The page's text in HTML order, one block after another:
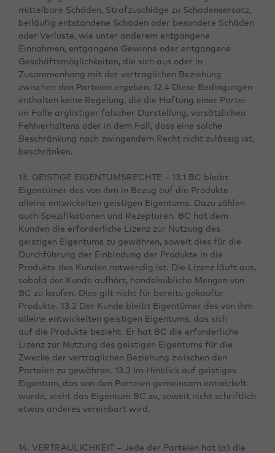
mittelbare Schäden, Strafzuschläge zu Schadensersatz,
beiläufig entstandene Schäden oder besondere Schäden
oder Verluste, wie unter anderem entgangene
Einnahmen, entgangene Gewinne oder entgangene
Geschäftsmöglichkeiten, die sich aus oder in
Zusammenhang mit der vertraglichen Beziehung
zwischen den Parteien ergeben. 12.4 Diese Bedingungen
enthalten keine Regelung, die die Haftung einer Partei
im Falle arglistiger falscher Darstellung, vorsätzlichen
Fehlverhaltens oder in dem Fall, dass eine solche
Beschränkung nach zwingendem Recht nicht zulässig ist,
beschränken.
13. GEISTIGE EIGENTUMSRECHTE – 13.1 BC bleibt
Eigentümer des von ihm in Bezug auf die Produkte
alleine entwickelten geistigen Eigentums. Dazu zählen
auch Spezifikationen und Rezepturen. BC hat dem
Kunden die erforderliche Lizenz zur Nutzung des
geistigen Eigentums zu gewähren, soweit dies für die
Durchführung der Einbindung der Produkte in die
Produkte des Kunden notwendig ist. Die Lizenz läuft aus,
sobald der Kunde aufhört, handelsübliche Mengen von
BC zu kaufen. Dies gilt nicht für bereits gekaufte
Produkte. 13.2 Der Kunde bleibt Eigentümer des von ihm
alleine entwickelten geistigen Eigentums, das sich
auf die Produkte bezieht. Er hat BC die erforderliche
Lizenz zur Nutzung des geistigen Eigentums für die
Zwecke der vertraglichen Beziehung zwischen den
Parteien zu gewähren. 13.3 Im Hinblick auf geistiges
Eigentum, das von den Parteien gemeinsam entwickelt
wurde, steht das Eigentum BC zu, soweit nicht schriftlich
etwas anderes vereinbart wird.
14. VERTRAULICHKEIT – Jede der Parteien hat (a) die